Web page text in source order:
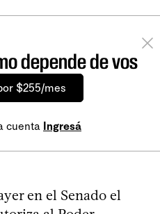
depende de vos
$255/mes
cuenta Ingresá
en el Senado el